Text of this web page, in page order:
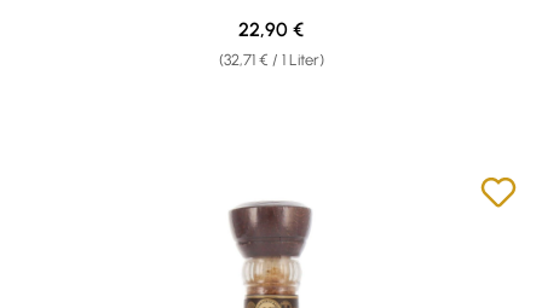
(32,71 € / 1 Liter)
Regulärer Preis:
22,90 €